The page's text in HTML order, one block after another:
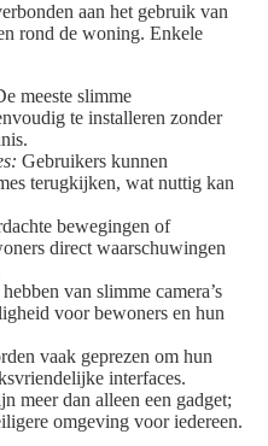
aan het gebruik van
rond de woning. Enkele
meeste slimme
te installeren zonder
Gebruikers kunnen
terugkijken, wat nuttig kan
bewegingen of
direct waarschuwingen
van slimme camera’s
voor bewoners en hun
vaak geprezen om hun
interfaces.
meer dan alleen een gadget;
omgeving voor iedereen.